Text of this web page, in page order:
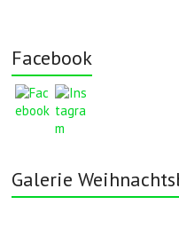
Facebook
Galerie